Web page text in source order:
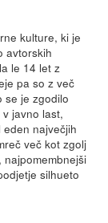
kulture, ki je
avtorskih
le 14 let z
pa so z več
se je zgodilo
javno last,
največjih
več kot zgolj
silhueto